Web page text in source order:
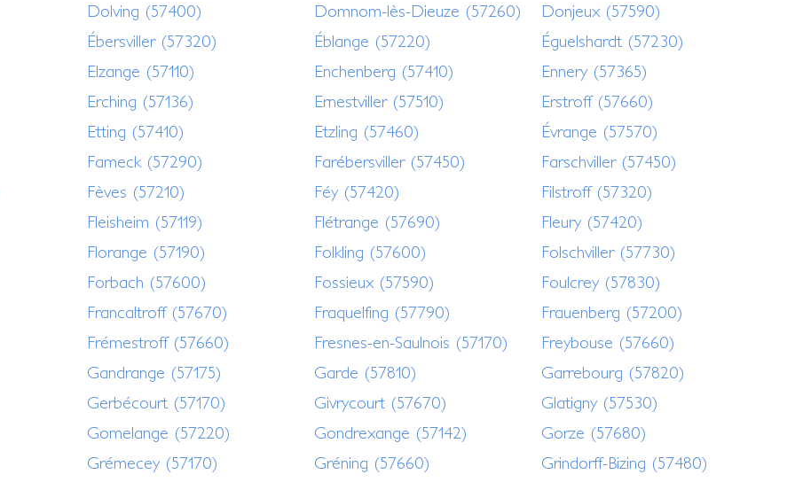
Dolving (57400) Domnom-lès-Dieuze (57260)
Donjeux (57590)
Ébersviller (57320) Éblange (57220)
Éguelshardt (57230)
Elzange (57110) Enchenberg (57410)
Ennery (57365)
Erching (57136) Ernestviller (57510)
Erstroff (57660)
Etting (57410) Etzling (57460)
Évrange (57570)
Fameck (57290) Farébersviller (57450)
Farschviller (57450)
Fèves (57210) Féy (57420)
Filstroff (57320)
Fleisheim (57119) Flétrange (57690)
Fleury (57420)
Florange (57190) Folkling (57600)
Folschviller (57730)
Forbach (57600) Fossieux (57590)
Foulcrey (57830)
Francaltroff (57670) Fraquelfing (57790)
Frauenberg (57200)
Frémestroff (57660) Fresnes-en-Saulnois (57170)
Freybouse (57660)
Gandrange (57175) Garde (57810)
Garrebourg (57820)
Gerbécourt (57170) Givrycourt (57670)
Glatigny (57530)
Gomelange (57220) Gondrexange (57142)
Gorze (57680)
Grémecey (57170) Gréning (57660)
Grindorff-Bizing (57480)